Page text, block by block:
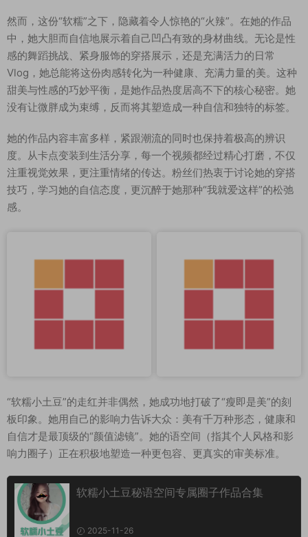
然而，这份“软糯”之下，隐藏着令人惊艳的“火辣”。在她的作品
中，她大胆而自信地展示着自己凹凸有致的身材曲线。无论是性
感的舞蹈挑战、紧身服饰的穿搭展示，还是充满活力的日常
Vlog，她总能将这份肉感转化为一种健康、充满力量的美。这种
甜美与性感的巧妙平衡，是她作品热度居高不下的核心秘密。她
没有让微胖成为束缚，反而将其塑造成一种自信和独特的标签。
她的作品内容丰富多样，紧跟潮流的同时也保持着极高的辨识
度。从卡点变装到生活分享，每一个视频都经过精心打磨，不仅
注重视觉效果，更注重情绪的传达。粉丝们热衷于讨论她的穿搭
技巧，学习她的自信态度，更沉醉于她那种“我就爱这样”的松弛
感。
“软糯小土豆”的走红并非偶然，她成功地打破了“瘦即是美”的刻
板印象。她用自己的影响力告诉大众：美有千万种形态，健康和
自信才是最顶级的“颜值滤镜”。她的语空间（指其个人风格和影
响力圈子）正在积极地塑造一种更包容、更真实的审美标准。
软糯小土豆秘语空间专属圈子作品合集
2025-11-26